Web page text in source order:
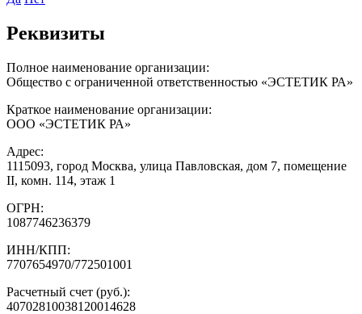
Реквизиты
Полное наименование организации:
Общество с ограниченной ответственностью «ЭСТЕТИК РА»
Краткое наименование организации:
ООО «ЭСТЕТИК РА»
Адрес:
1115093, город Москва, улица Павловская, дом 7, помещение
II, комн. 114, этаж 1
ОГРН:
1087746236379
ИНН/КПП:
7707654970/772501001
Расчетный счет (руб.):
40702810038120014628